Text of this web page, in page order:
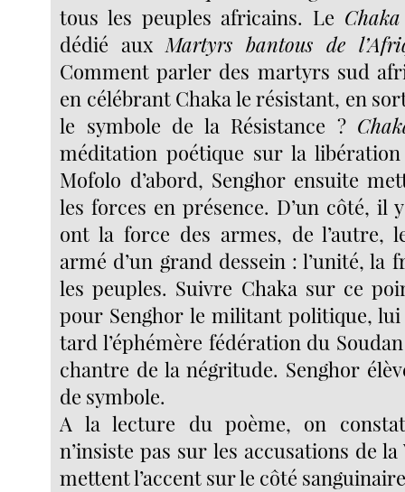
tous les peuples africains. Le Chaka
dédié aux Martyrs bantous de
Comment parler des martyrs sud
en célébrant Chaka le résistant, en
le symbole de la Résistance ?
méditation poétique sur la
Mofolo d’abord, Senghor ensuite
les forces en présence. D’un côté, il
ont la force des armes, de l’autre,
armé d’un grand dessein : l’unité, la
les peuples. Suivre Chaka sur ce
pour Senghor le militant politique,
tard l’éphémère fédération du
chantre de la négritude. Senghor
de symbole.
A la lecture du poème, on
n’insiste pas sur les accusations de
mettent l’accent sur le côté